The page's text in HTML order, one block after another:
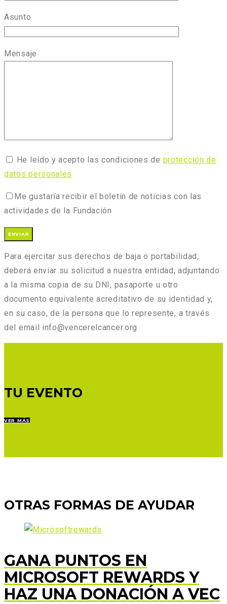
Asunto
Mensaje
He leído y acepto las condiciones de protección de
datos personales
Me gustaría recibir el boletín de noticias con las
actividades de la Fundación
Para ejercitar sus derechos de baja o portabilidad,
deberá enviar su solicitud a nuestra entidad, adjuntando
a la misma copia de su DNI, pasaporte u otro
documento equivalente acreditativo de su identidad y,
en su caso, de la persona que lo represente, a través
del email info@vencerelcancer.org
TU EVENTO
VER MÁS
OTRAS FORMAS DE AYUDAR
GANA PUNTOS EN
MICROSOFT REWARDS Y
HAZ UNA DONACIÓN A VEC